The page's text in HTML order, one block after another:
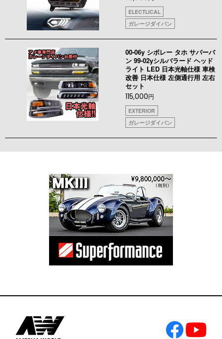
ELECTLICAL
ガレージダイバン
00-06y シボレー タホ サバーバ
ン 99-02yシルバラード ヘッド
ライト LED 日本光軸仕様 車検
改善 日本仕様 左側通行用 左右
セット
115,000円
EXTERIOR
ガレージダイバン